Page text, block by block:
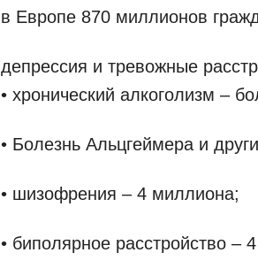
в Европе 870 миллионов
депрессия и тревожные
• хронический алкоголизм –
• Болезнь Альцгеймера и
• шизофрения – 4 миллиона;
• биполярное расстройство –